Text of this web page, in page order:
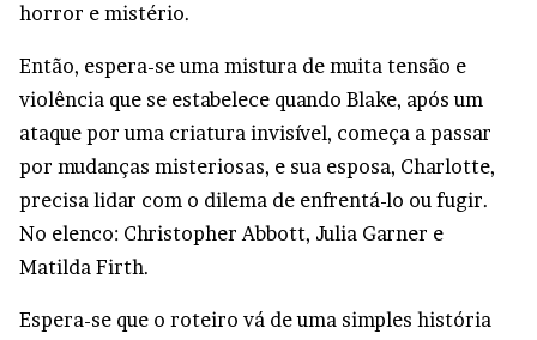
horror e mistério.
Então, espera-se uma mistura de muita tensão e
violência que se estabelece quando Blake, após um
ataque por uma criatura invisível, começa a passar
por mudanças misteriosas, e sua esposa, Charlotte,
precisa lidar com o dilema de enfrentá-lo ou fugir.
No elenco: Christopher Abbott, Julia Garner e
Matilda Firth.
Espera-se que o roteiro vá de uma simples história